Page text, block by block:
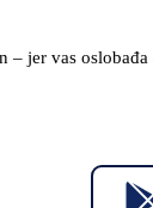
jer vas